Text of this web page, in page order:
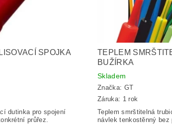
SPOJKA
dutinka pro spojení
průřez.
TEPLEM
BUŽÍRKA
Skladem
Značka: GT
Záruka: 1 rok
Teplem smrštitelná
návlek tenkostěnný bez